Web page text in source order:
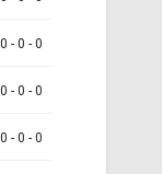
- 0 - 0
- 0 - 0
- 0 - 0